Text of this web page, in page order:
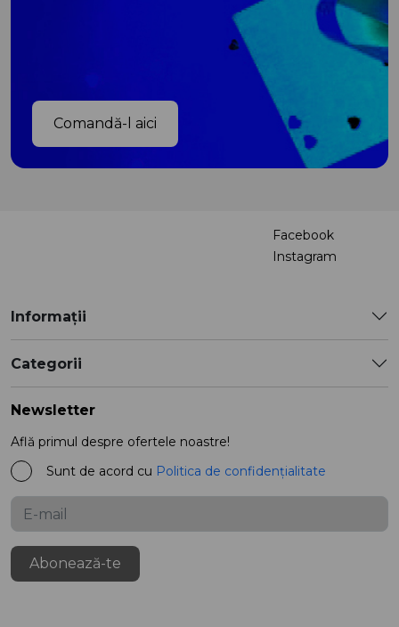
Comandă-l aici
Facebook
Instagram
Informații
Categorii
Newsletter
Află primul despre ofertele noastre!
Sunt de acord cu Politica de confidențialitate
Abonează-te